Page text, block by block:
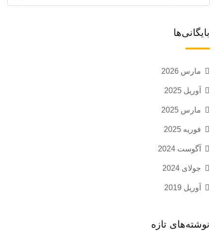
بایگانی‌ها
مارس 2026
آوریل 2025
مارس 2025
فوریه 2025
آگوست 2024
جولای 2024
آوریل 2019
نوشته‌های تازه